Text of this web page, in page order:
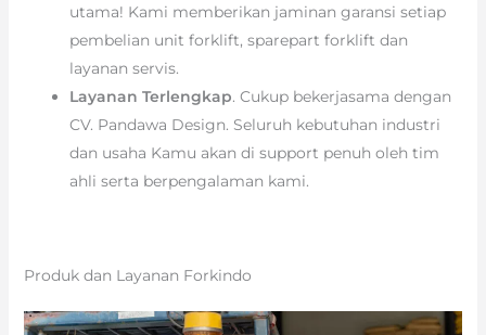
utama! Kami memberikan jaminan garansi setiap
pembelian unit forklift, sparepart forklift dan
layanan servis.
Layanan Terlengkap. Cukup bekerjasama dengan
CV. Pandawa Design. Seluruh kebutuhan industri
dan usaha Kamu akan di support penuh oleh tim
ahli serta berpengalaman kami.
Produk dan Layanan Forkindo